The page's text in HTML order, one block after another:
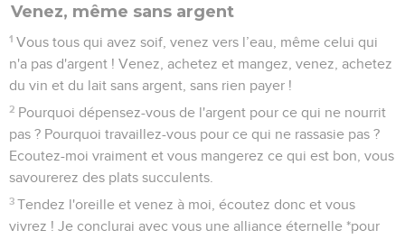
Venez, même sans argent
1 Vous tous qui avez soif, venez vers l’eau, même celui qui
n'a pas d'argent ! Venez, achetez et mangez, venez, achetez
du vin et du lait sans argent, sans rien payer !
2 Pourquoi dépensez-vous de l'argent pour ce qui ne nourrit
pas ? Pourquoi travaillez-vous pour ce qui ne rassasie pas ?
Ecoutez-moi vraiment et vous mangerez ce qui est bon, vous
savourerez des plats succulents.
3 Tendez l'oreille et venez à moi, écoutez donc et vous
vivrez ! Je conclurai avec vous une alliance éternelle *pour